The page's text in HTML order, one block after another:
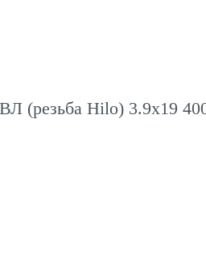
(резьба Hilo) 3.9x19